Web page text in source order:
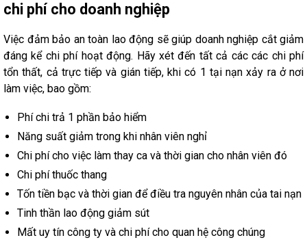
chi phí cho doanh nghiệp
Việc đảm bảo an toàn lao động sẽ giúp doanh nghiệp cắt giảm
đáng kể chi phí hoạt động. Hãy xét đến tất cả các các chi phí
tổn thất, cả trực tiếp và gián tiếp, khi có 1 tại nạn xảy ra ở nơi
làm việc, bao gồm:
Phí chi trả 1 phần bảo hiểm
Năng suất giảm trong khi nhân viên nghỉ
Chi phí cho việc làm thay ca và thời gian cho nhân viên đó
Chi phí thuốc thang
Tốn tiền bạc và thời gian để điều tra nguyên nhân của tai nạn
Tinh thần lao động giảm sút
Mất uy tín công ty và chi phí cho quan hệ công chúng